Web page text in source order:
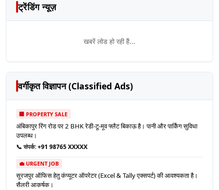
ट्रेंडिंग न्यूज़
खबरें लोड हो रही हैं...
वर्गीकृत विज्ञापन (Classified Ads)
🏢 PROPERTY SALE
अंबिकापुर रिंग रोड पर 2 BHK रेडी-टू-मूव फ्लैट बिकाऊ है। पानी और पार्किंग सुविधा
उपलब्ध।
📞 संपर्क:+91 98765 XXXXX
💼 URGENT JOB
सूरजपुर ऑफिस हेतु कंप्यूटर ऑपरेटर (Excel & Tally एक्सपर्ट) की आवश्यकता है।
सैलरी आकर्षक।